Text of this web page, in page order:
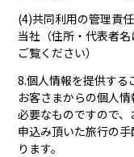
(4)共同利用の管理責
当社（住所・代表者名
ご覧ください）
8.個人情報を提供する
お客さまからの個人
必要なものですので
申込み頂いた旅行の
ります。